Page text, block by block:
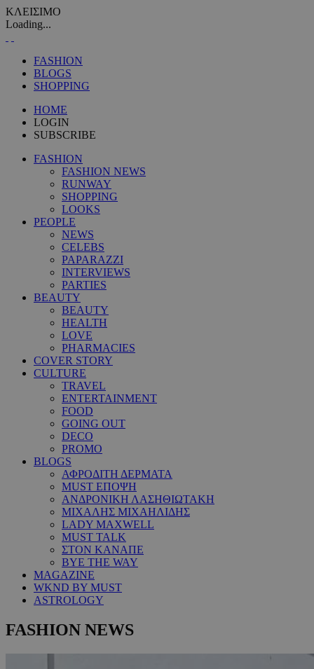
ΚΛΕΙΣΙΜΟ
Loading...
FASHION
BLOGS
SHOPPING
HOME
LOGIN
SUBSCRIBE
FASHION
FASHION NEWS
RUNWAY
SHOPPING
LOOKS
PEOPLE
NEWS
CELEBS
PAPARAZZI
INTERVIEWS
PARTIES
BEAUTY
BEAUTY
HEALTH
LOVE
PHARMACIES
COVER STORY
CULTURE
TRAVEL
ENTERTAINMENT
FOOD
GOING OUT
DECO
PROMO
BLOGS
ΑΦΡΟΔΙΤΗ ΔΕΡΜΑΤΑ
MUST ΕΠΟΨΗ
ΑΝΔΡΟΝΙΚΗ ΛΑΣΗΘΙΩΤΑΚΗ
ΜΙΧΑΛΗΣ ΜΙΧΑΗΛΙΔΗΣ
LADY MAXWELL
MUST TALK
ΣΤΟΝ ΚΑΝΑΠΕ
BYE THE WAY
MAGAZINE
WKND BY MUST
ASTROLOGY
FASHION NEWS